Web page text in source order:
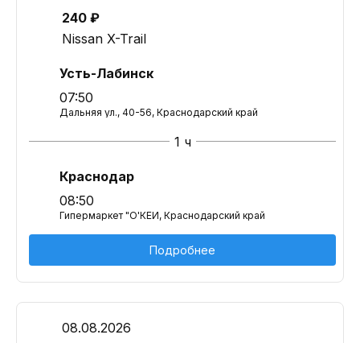
240 ₽
Nissan X-Trail
Усть-Лабинск
07:50
Дальняя ул., 40-56, Краснодарский край
1 ч
Краснодар
08:50
Гипермаркет "О'КЕЙ, Краснодарский край
Подробнее
08.08.2026